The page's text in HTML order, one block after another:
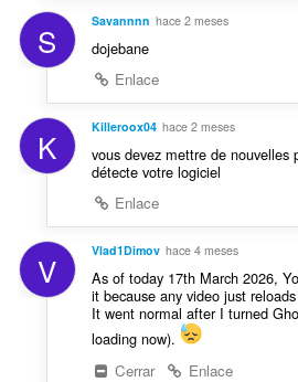
S Savannnn hace 2 meses
dojebane
Enlace
K Killeroox04 hace 2 meses
vous devez mettre de nouvelles
détecte votre logiciel
Enlace
V Vlad1Dimov hace 4 meses
As of today 17th March 2026,
it because any video just
It went normal after I turned
loading now).
Cerrar
Enlace